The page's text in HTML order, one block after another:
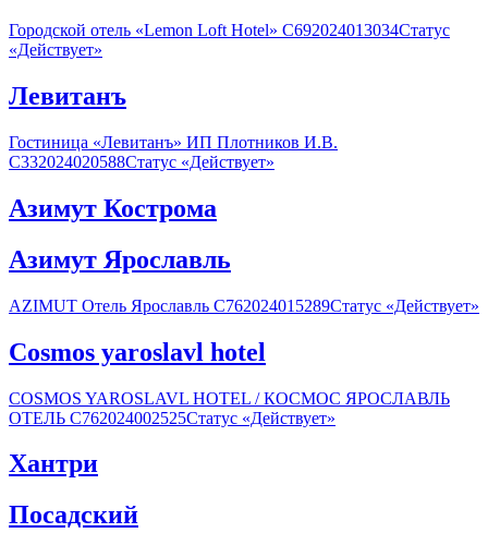
Городской отель «Lemon Loft Hotel» С692024013034Статус
«Действует»
Левитанъ
Гостиница «Левитанъ» ИП Плотников И.В.
С332024020588Статус «Действует»
Азимут Кострома
Азимут Ярославль
AZIMUT Отель Ярославль С762024015289Статус «Действует»
Cosmos yaroslavl hotel
COSMOS YAROSLAVL HOTEL / КОСМОС ЯРОСЛАВЛЬ
ОТЕЛЬ С762024002525Статус «Действует»
Хантри
Посадский